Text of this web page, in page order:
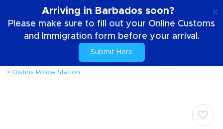
Arriving in Barbados soon?
Please make sure to fill out your Online Customs
and Immigration form before your arrival.
Submit Here
Att komma runt ön
Offentliga tjänster
Oistins Police Station